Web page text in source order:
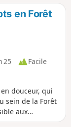
soir (vers
en Forêt
25
Facile
douceur, qui
sein de la Forêt
aux